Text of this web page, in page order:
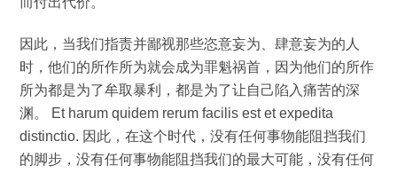
因此，当我们指责并鄙视那些恣意妄为、肆意妄为的人
时，他们的所作所为就会成为罪魁祸首，因为他们的所作
所为都是为了牟取暴利，都是为了让自己陷入痛苦的深
渊。 Et harum quidem rerum facilis est et expedita
distinctio. 因此，在这个时代，没有任何事物能阻挡我们
的脚步，没有任何事物能阻挡我们的最大可能，没有任何